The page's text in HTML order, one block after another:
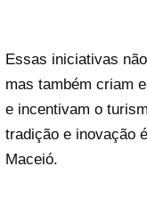
Essas iniciativas
mas também criam
e incentivam o
tradição e inovação
Maceió.